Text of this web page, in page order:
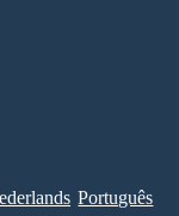
Português